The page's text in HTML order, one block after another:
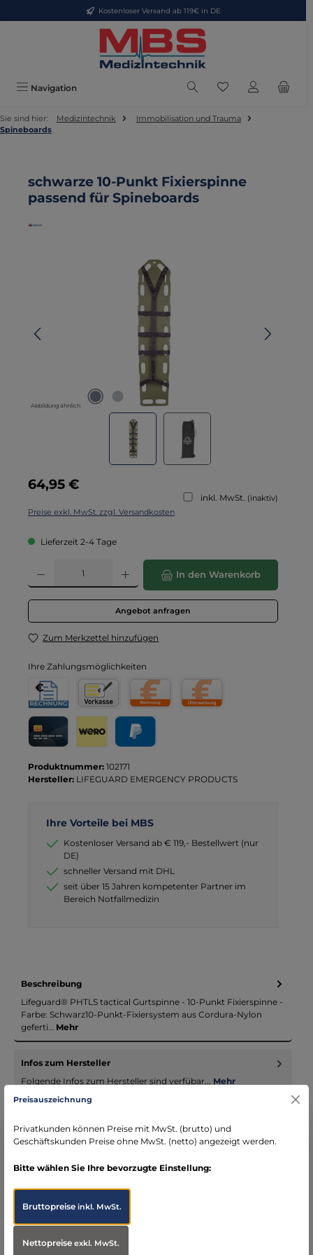
Zum Hauptinhalt springenKostenloser Versand ab 119€ in DE
Navigation Du hast 0
Sie sind hier: Medizintechnik
Immobilisation und Trauma
Spineboards
schwarze 10-Punkt Fixierspinne
passend für Spineboards
Abbildung ähnlich
Regulärer Preis:
64,95 €
inkl. MwSt. (inaktiv)
Preise exkl. MwSt. zzgl. Versandkosten
Lieferzeit 2-4 Tage
Produkt Anzahl: Gib den gewünschten Wert ein oder benutze die
In den Warenkorb
Angebot anfragen
Zum Merkzettel hinzufügen
Ihre Zahlungsmöglichkeiten
Rechnung
Rechnung für Behörden
Vorkasse
Produktnummer: 102171
Hersteller: LIFEGUARD EMERGENCY PRODUCTS
Ihre Vorteile bei MBS
Kostenloser Versand ab € 119,- Bestellwert (nur
DE)
schneller Versand mit DHL
seit über 15 Jahren kompetenter Partner im
Bereich Notfallmedizin
Beschreibung
Lifeguard® PHTLS tactical Gurtspinne - 10-Punkt Fixierspinne -
Farbe: Schwarz10-Punkt-Fixiersystem aus Cordura-Nylon
geferti… Mehr
Infos zum Hersteller
Folgende Infos zum Hersteller sind verfübar... Mehr
Accessory Items
Preisauszeichnung
Privatkunden können Preise mit MwSt. (brutto) und
Geschäftskunden Preise ohne MwSt. (netto) angezeigt werden.
Bitte wählen Sie Ihre bevorzugte Einstellung:
Bruttopreiseinkl. MwSt.
Nettopreiseexkl. MwSt.